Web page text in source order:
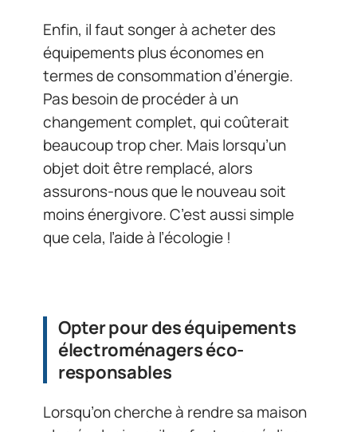
Enfin, il faut songer à acheter des
équipements plus économes en
termes de consommation d’énergie.
Pas besoin de procéder à un
changement complet, qui coûterait
beaucoup trop cher. Mais lorsqu’un
objet doit être remplacé, alors
assurons-nous que le nouveau soit
moins énergivore. C’est aussi simple
que cela, l’aide à l’écologie !
Opter pour des équipements
électroménagers éco-
responsables
Lorsqu’on cherche à rendre sa maison